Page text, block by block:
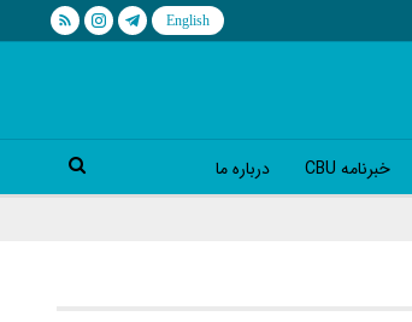
خبرنامه CBU درباره ما